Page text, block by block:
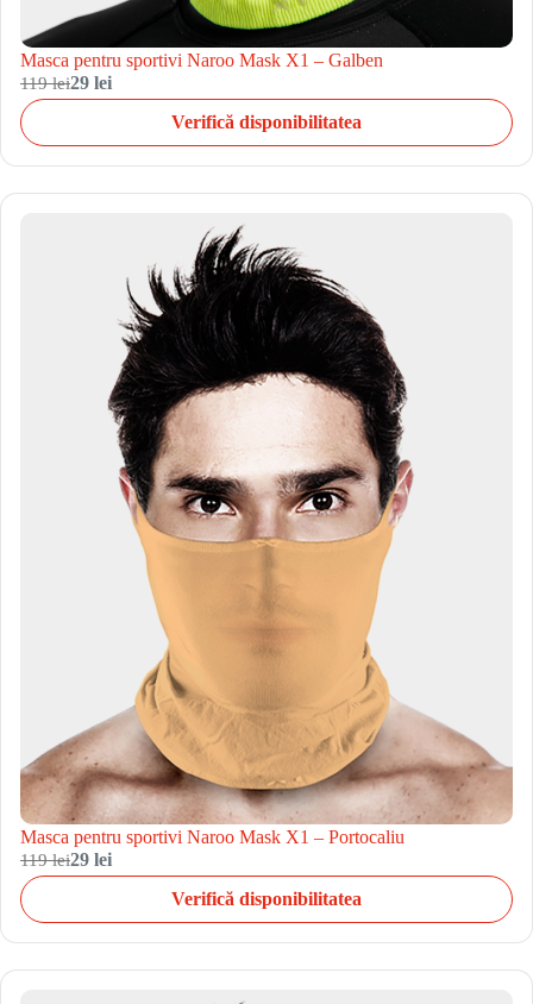
Masca pentru sportivi Naroo Mask X1 – Galben
119 lei29 lei
Verifică disponibilitatea
Masca pentru sportivi Naroo Mask X1 – Portocaliu
119 lei29 lei
Verifică disponibilitatea